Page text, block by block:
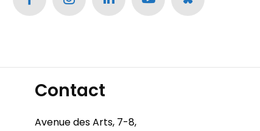
Contact
Avenue des Arts, 7-8,